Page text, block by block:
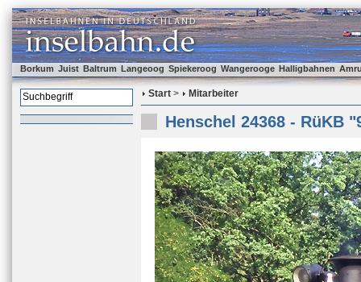
Borkum Juist Baltrum Langeoog Spiekeroog Wangerooge Halligbahnen
Start > Mitarbeiter
Henschel 24368 - RüKB